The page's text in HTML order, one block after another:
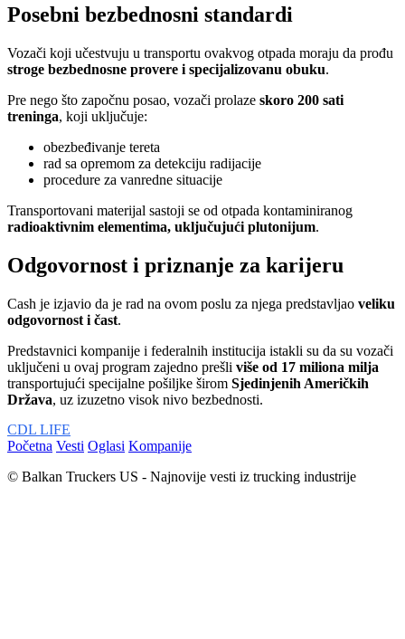
Posebni bezbednosni standardi
Vozači koji učestvuju u transportu ovakvog otpada moraju da prođu
stroge bezbednosne provere i specijalizovanu obuku.
Pre nego što započnu posao, vozači prolaze skoro 200 sati
treninga, koji uključuje:
obezbeđivanje tereta
rad sa opremom za detekciju radijacije
procedure za vanredne situacije
Transportovani materijal sastoji se od otpada kontaminiranog
radioaktivnim elementima, uključujući plutonijum.
Odgovornost i priznanje za karijeru
Cash je izjavio da je rad na ovom poslu za njega predstavljao veliku
odgovornost i čast.
Predstavnici kompanije i federalnih institucija istakli su da su vozači
uključeni u ovaj program zajedno prešli više od 17 miliona milja
transportujući specijalne pošiljke širom Sjedinjenih Američkih
Država, uz izuzetno visok nivo bezbednosti.
CDL LIFE
Početna Vesti Oglasi Kompanije
© Balkan Truckers US - Najnovije vesti iz trucking industrije